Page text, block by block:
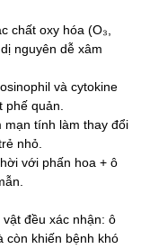
chất oxy hóa (O₃,
nguyên dễ xâm
và cytokine
phế quản.
mạn tính làm thay đổi
nhỏ.
với phấn hoa + ô
đều xác nhận: ô
còn khiến bệnh khó